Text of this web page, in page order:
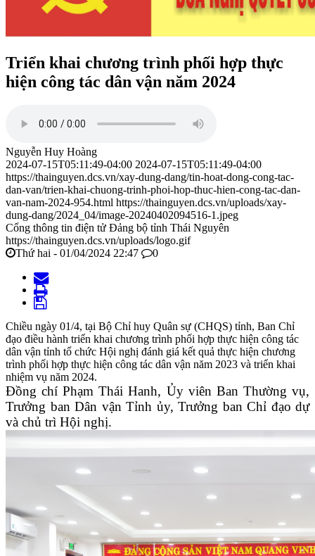
Triển khai chương trình phối hợp thực
hiện công tác dân vận năm 2024
Nguyễn Huy Hoàng
2024-07-15T05:11:49-04:00 2024-07-15T05:11:49-04:00
https://thainguyen.dcs.vn/xay-dung-dang/tin-hoat-dong-cong-tac-
dan-van/trien-khai-chuong-trinh-phoi-hop-thuc-hien-cong-tac-dan-
van-nam-2024-954.html https://thainguyen.dcs.vn/uploads/xay-
dung-dang/2024_04/image-20240402094516-1.jpeg
Cổng thông tin điện tử Đảng bộ tỉnh Thái Nguyên
https://thainguyen.dcs.vn/uploads/logo.gif
Thứ hai - 01/04/2024 22:47
0
Chiều ngày 01/4, tại Bộ Chỉ huy Quân sự (CHQS) tỉnh, Ban Chỉ
đạo điều hành triển khai chương trình phối hợp thực hiện công tác
dân vận tỉnh tổ chức Hội nghị đánh giá kết quả thực hiện chương
trình phối hợp thực hiện công tác dân vận năm 2023 và triển khai
nhiệm vụ năm 2024.
Đồng chí Phạm Thái Hanh, Ủy viên Ban Thường vụ,
Trưởng ban Dân vận Tỉnh ủy, Trưởng ban Chỉ đạo dự
và chủ trì Hội nghị.